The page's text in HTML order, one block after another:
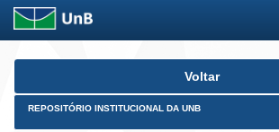
Skip
Voltar
REPOSITÓRIO INSTITUCIONAL DA UNB